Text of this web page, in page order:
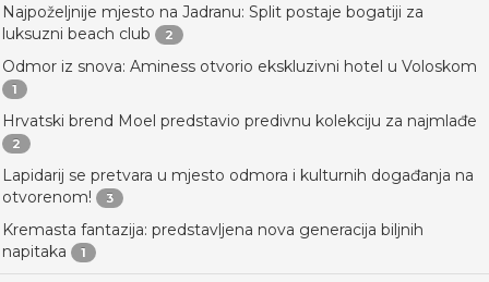
Najpoželjnije mjesto na Jadranu: Split postaje bogatiji za
luksuzni beach club
2
Odmor iz snova: Aminess otvorio ekskluzivni hotel u Voloskom
1
Hrvatski brend Moel predstavio predivnu kolekciju za najmlađe
2
Lapidarij se pretvara u mjesto odmora i kulturnih događanja na
otvorenom!
3
Kremasta fantazija: predstavljena nova generacija biljnih
napitaka
1